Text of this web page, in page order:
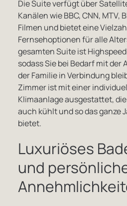
Die Suite verfügt über
Kanälen wie BBC, CNN, MTV,
Filmen und bietet eine
Fernsehoptionen für alle
gesamten Suite ist
sodass Sie bei Bedarf mit der
der Familie in Verbindung
Zimmer ist mit einer
Klimaanlage ausgestattet,
auch kühlt und so das ganze
bietet.
Luxuriöses
und